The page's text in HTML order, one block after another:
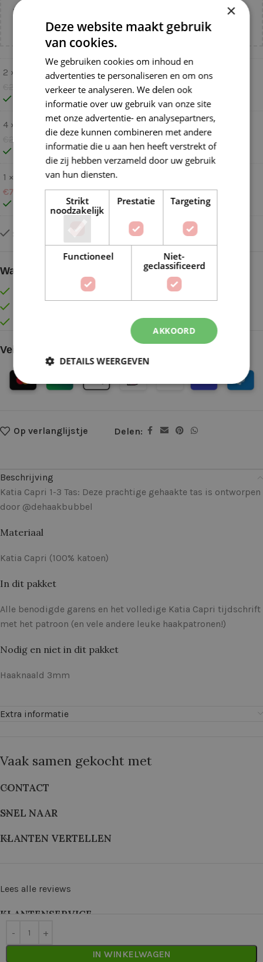
Voeg nog
gratis verzending binnen
2 ×
Katia Capri 82100 Bleekrood
2,20
Op voorraad
4 ×
Katia Capri 82171 Mint
2,75 2,20
Op voorraad
1 ×
Katia Capri 2 (2025)
€7,50
Slechts 2 resterend op voorraad
Slechts 2 resterend op voorraad
IN WINKELWAGEN
Waarom kopen bij de Wolkast?
Lage verzendkosten vanaf € 4,99 binnen NL
Vóór 16:30 besteld = Zelfde (werk)dag verzonden
Veilig online betalen
Op verlanglijstje Delen:
Beschrijving
Katia Capri 1-3 Tas: Deze prachtige gehaakte tas is ontworpen
door @dehaakbubbel
Materiaal
Katia Capri (100% katoen)
In dit pakket
Alle benodigde garens en het volledige Katia Capri tijdschrift
met het patroon (en vele andere leuke haakpatronen!)
Nodig en niet in dit pakket
Haaknaald 3mm
Extra informatie
Vaak samen gekocht met
CONTACT
SNEL NAAR
KLANTEN VERTELLEN
Lees alle reviews
KLANTENSERVICE
2026
×
Deze website maakt gebruik
van cookies.
We gebruiken cookies om inhoud en
advertenties te personaliseren en om ons
verkeer te analyseren. We delen ook
informatie over uw gebruik van onze site
met onze advertentie- en analysepartners,
die deze kunnen combineren met andere
informatie die u aan hen heeft verstrekt of
die zij hebben verzameld door uw gebruik
van hun diensten.
Strikt
noodzakelijk
Prestatie Targeting
Functioneel
Niet-
geclassificeerd
AKKOORD
DETAILS WEERGEVEN